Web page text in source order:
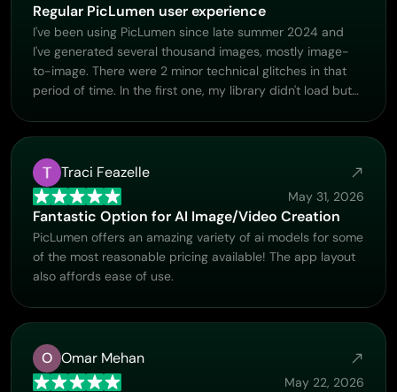
Regular PicLumen user experience
I've been using PicLumen since late summer 2024 and
I've generated several thousand images, mostly image-
to-image. There were 2 minor technical glitches in that
period of time. In the first one, my library didn't load but
support team and the issue was fixed the next day. I also
requested PicLumen to provide a PayPal payment
method when they switched to subscription - and they
listened and responded to my request. I appreciate their
responsiveness and customer service. In my
communication with their support team, I found them
professional and polite. My general impression is that this
is a dynamic and collaborative team that is worth
supporting!
Traci Feazelle
May 31, 2026
Fantastic Option for AI Image/Video Creation
PicLumen offers an amazing variety of ai models for some
of the most reasonable pricing available! The app layout
also affords ease of use.
O Omar Mehan
May 22, 2026